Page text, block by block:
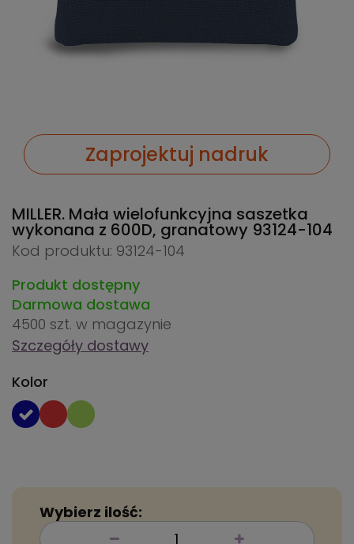
Zaprojektuj nadruk
MILLER. Mała wielofunkcyjna saszetka
wykonana z 600D, granatowy 93124-104
Kod produktu: 93124-104
Produkt dostępny
Darmowa dostawa
4500 szt. w magazynie
Szczegóły dostawy
Kolor
Wybierz ilość: